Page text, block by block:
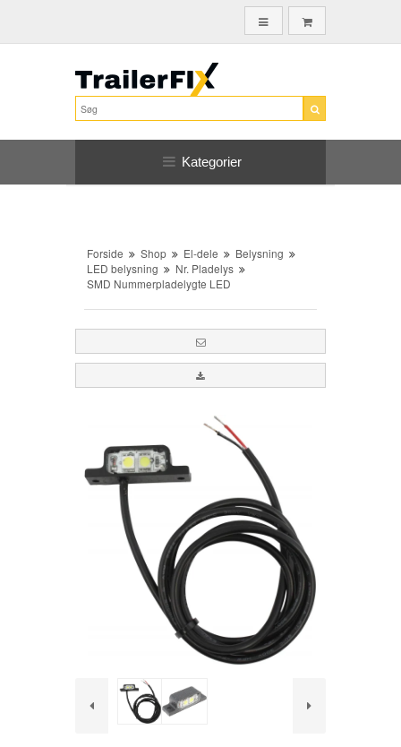
Kategorier
Forside Shop El-dele
Belysning
LED belysning
Nr. Pladelys
SMD Nummerpladelygte LED